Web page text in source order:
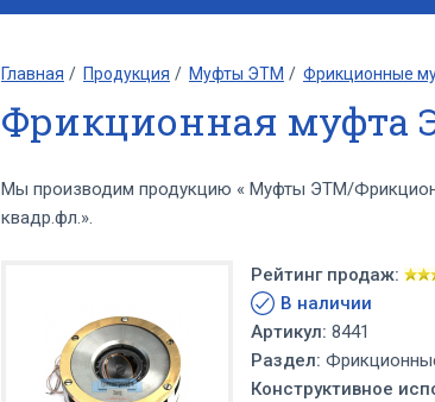
Главная Продукция Муфты ЭТМ Фрикционные
Фрикционная муфта
Мы производим продукцию « Муфты ЭТМ/
квадр.фл.».
Рейтинг продаж:
В наличии
Артикул: 8441
Раздел:
Конструктивное